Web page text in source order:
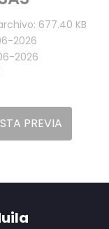
677.40 KB
2026
2026
PREVIA